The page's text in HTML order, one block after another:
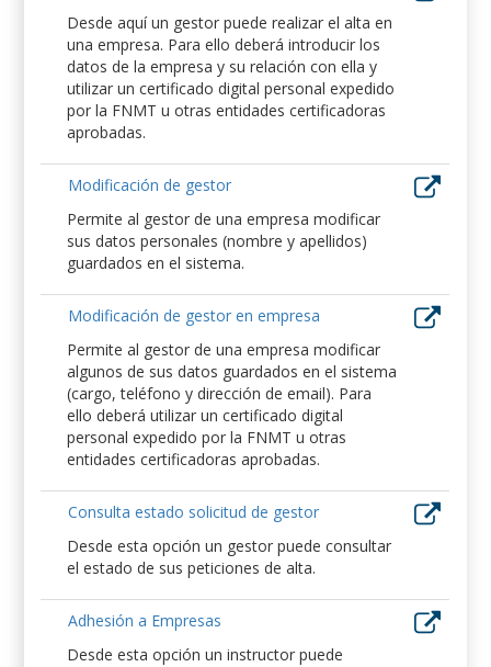
Desde aquí un gestor puede realizar el alta en
una empresa. Para ello deberá introducir los
datos de la empresa y su relación con ella y
utilizar un certificado digital personal expedido
por la FNMT u otras entidades certificadoras
aprobadas.
Modificación de gestor
Permite al gestor de una empresa modificar
sus datos personales (nombre y apellidos)
guardados en el sistema.
Modificación de gestor en empresa
Permite al gestor de una empresa modificar
algunos de sus datos guardados en el sistema
(cargo, teléfono y dirección de email). Para
ello deberá utilizar un certificado digital
personal expedido por la FNMT u otras
entidades certificadoras aprobadas.
Consulta estado solicitud de gestor
Desde esta opción un gestor puede consultar
el estado de sus peticiones de alta.
Adhesión a Empresas
Desde esta opción un instructor puede